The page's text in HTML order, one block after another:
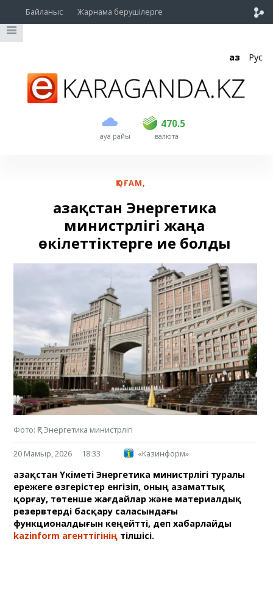
Байланыс Жарнама берушілерге
Қаз Рус
ауа райы
470.5
USD 468.5 470.5
EUR валюта
ҚОҒАМ,
Қазақстан Энергетика
министрлігі жаңа
өкілеттіктерге ие болды
Фото: ҚР Энергетика министрлігі
20 Мамыр, 2026 18:33 «Казинформ»
Қазақстан Үкіметі Энергетика министрлігі туралы
ережеге өзгерістер енгізіп, оның азаматтық
қорғау, төтенше жағдайлар және материалдық
резервтерді басқару саласындағы
функционалдығын кеңейтті, деп хабарлайды
kazinform агенттігінің тілшісі.